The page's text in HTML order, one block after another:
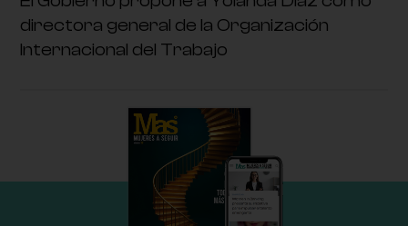
directora general de la Organización
Internacional del Trabajo